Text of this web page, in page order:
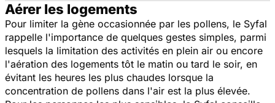
Aérer les logements
Pour limiter la gène occasionnée par les pollens, le Syfal
rappelle l'importance de quelques gestes simples, parmi
lesquels la limitation des activités en plein air ou encore
l'aération des logements tôt le matin ou tard le soir, en
évitant les heures les plus chaudes lorsque la
concentration de pollens dans l'air est la plus élevée.